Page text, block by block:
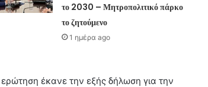
το 2030 – Μητροπολιτικό πάρκο
το ζητούμενο
1 ημέρα ago
έκανε την εξής δήλωση για την